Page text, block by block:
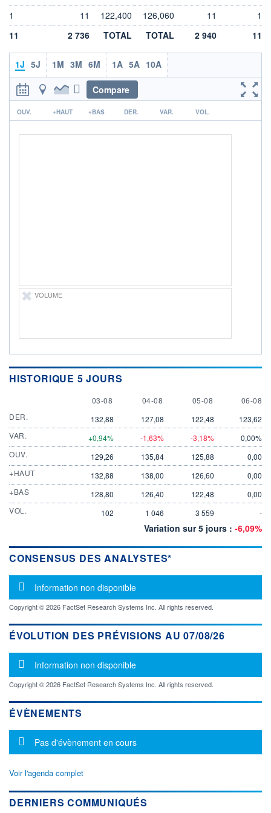
0,00 EUR -
PROCHAIN
DIVIDENDE
ÉLIGIBILITÉ
Non éligible
Boursobank
+ PORTEFEUILLE
1
11 122,400 126,060 11
1
11
2 736 TOTAL TOTAL 2 940 11
1J 5J 1M 3M 6M 1A 5A 10A
Compare
r
OUV. +HAUT +BAS DER. VAR. VOL.
VOLUME
HISTORIQUE 5 JOURS
3 AUGUST
03-08 4 AUGUST
04-08 5 AUGUST
05-08 6
06-08
DER.
132,88 127,08 122,48
123,62
VAR.
+0,94% -1,63% -3,18%
0,00%
OUV.
129,26 135,84 125,88
0,00
+HAUT
132,88 138,00 126,60
0,00
+BAS
128,80 126,40 122,48
0,00
VOL.
102 1 046 3 559 -
Variation sur 5 jours : -6,09%
CONSENSUS DES ANALYSTES*
Message d'information
Information non disponible
Copyright © 2026 FactSet Research Systems Inc. All rights reserved.
ÉVOLUTION DES PRÉVISIONS AU 07/08/26
Message d'information
Information non disponible
Copyright © 2026 FactSet Research Systems Inc. All rights reserved.
ÉVÈNEMENTS
Message d'information
Pas d'évènement en cours
Voir l'agenda complet
DERNIERS COMMUNIQUÉS